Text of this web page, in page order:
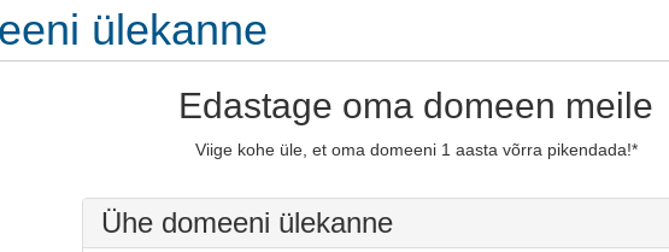
ülekanne
Edastage oma domeen meile
Viige kohe üle, et oma domeeni 1 aasta võrra pikendada!*
Ühe domeeni ülekanne